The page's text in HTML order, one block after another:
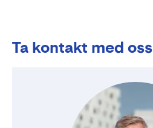
Ta kontakt med oss